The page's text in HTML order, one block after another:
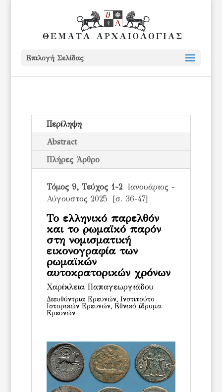
Επιλογή Σελίδας
Περίληψη
Abstract
Πλήρες Άρθρο
Τόμος 9, Τεύχος 1-2Ιανουάριος -
Αύγουστος 2025 [σ. 36-47]
Το ελληνικό παρελθόν
και το ρωμαϊκό παρόν
στη νομισματική
εικονογραφία των
ρωμαϊκών
αυτοκρατορικών χρόνων
Χαρίκλεια Παπαγεωργιάδου
Διευθύντρια Ερευνών, Ινστιτούτο
Ιστορικών Ερευνών, Εθνικό ίδρυμα
Ερευνών